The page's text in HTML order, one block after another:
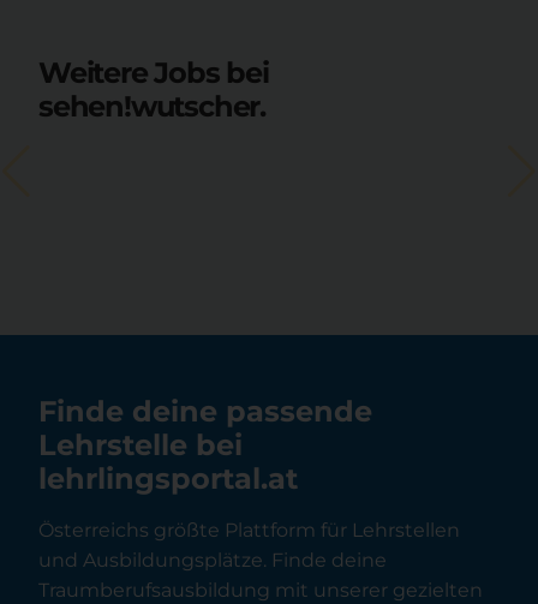
Weitere Jobs bei
sehen!wutscher.
Finde deine passende
Lehrstelle bei
lehrlingsportal.at
Österreichs größte Plattform für Lehrstellen
und Ausbildungsplätze. Finde deine
Traumberufsausbildung mit unserer gezielten